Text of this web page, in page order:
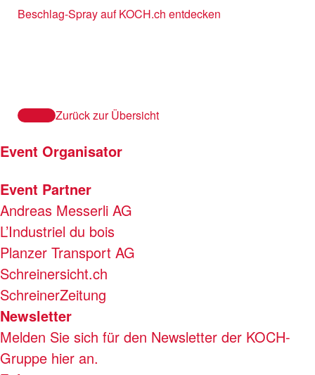
Beschlag-Spray auf KOCH.ch entdecken
Zurück zur Übersicht
Event Organisator
Event Partner
Andreas Messerli AG
L’Industriel du bois
Planzer Transport AG
Schreinersicht.ch
SchreinerZeitung
Newsletter
Melden Sie sich für den Newsletter der KOCH-
Gruppe hier an.